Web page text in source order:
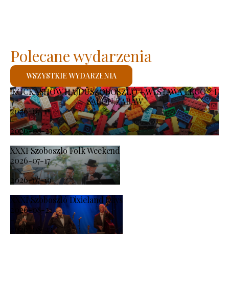
KOCKASHOW HAJDÚSZOBOSZLÓ – WYSTAWA LEGO® I
SALON ZABAW
2026-07-11
-
2026-08-23
XXXI Szoboszlo Folk Weekend
2026-07-17
-
2026-07-19
XXXI Szoboszló Dixieland Days
2026-08-21
-
2026-08-23
Polecane wydarzenia
WSZYSTKIE WYDARZENIA